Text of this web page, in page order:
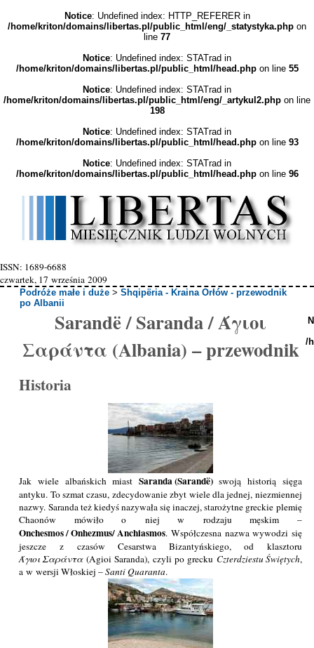
Notice: Undefined index: HTTP_REFERER in
/home/kriton/domains/libertas.pl/public_html/eng/_statystyka.php on
line 77
Notice: Undefined index: STATrad in
/home/kriton/domains/libertas.pl/public_html/head.phpon line 55
Notice: Undefined index: STATrad in
/home/kriton/domains/libertas.pl/public_html/eng/_artykul2.php on line
198
Notice: Undefined index: STATrad in
/home/kriton/domains/libertas.pl/public_html/head.phpon line 93
Notice: Undefined index: STATrad in
/home/kriton/domains/libertas.pl/public_html/head.phpon line 96
ISSN: 1689-6688
czwartek, 17 września 2009
Podróże małe i duże >Shqipëria - Kraina Orłów - przewodnik
po Albanii
Sarandë / Saranda / Άγιοι
Σαράντα (Albania) – przewodnik
Historia
Jak wiele albańskich miast Saranda (Sarandë)swoją historią sięga
antyku. To szmat czasu, zdecydowanie zbyt wiele dla jednej, niezmiennej
nazwy. Saranda też kiedyś nazywała się inaczej, starożytne greckie plemię
Chaonów mówiło o niej w rodzaju męskim –
Onchesmos / Onhezmus/ Anchiasmos. Współczesna nazwa wywodzi się
jeszcze z czasów Cesarstwa Bizantyńskiego, od klasztoru
Άγιοι Σαράντα(Agioi Saranda), czyli po grecku Czterdziestu Świętych,
a w wersji Włoskiej –Santi Quaranta.
/